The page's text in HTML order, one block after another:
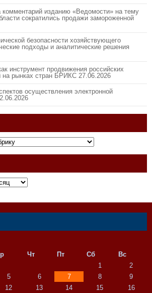
изданию «Ведомости» на тему
сократились продажи замороженной
безопасности хозяйствующего
подходы и аналитические решения
инструмент продвижения российских
на рынках стран БРИКС 27.06.2026
осуществления электронной
Чт Пт Сб
Вс
1
2
5 6 7 8
9
12 13 14 15
16